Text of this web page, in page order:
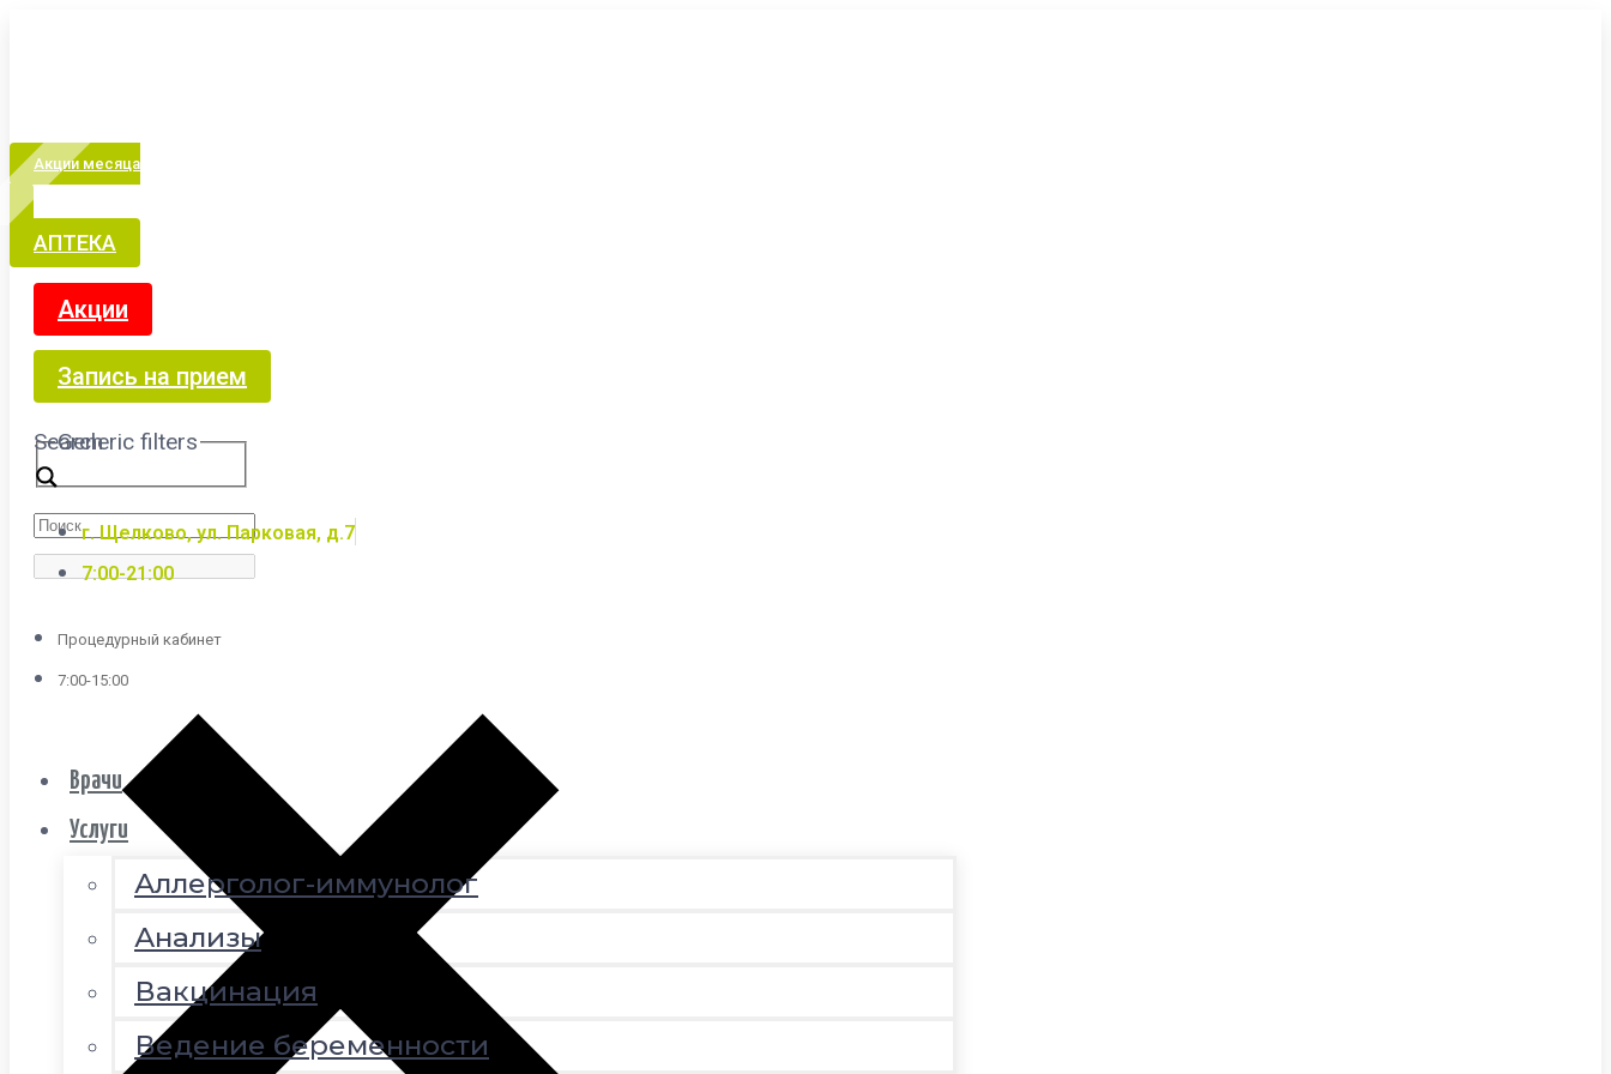
Акции месяца
АПТЕКА
Акции
Запись на прием
Search
Generic filters
г. Щелково, ул. Парковая, д.7
7:00-21:00
Процедурный кабинет
7:00-15:00
Врачи
Услуги
Аллерголог-иммунолог
Анализы
Вакцинация
Ведение беременности